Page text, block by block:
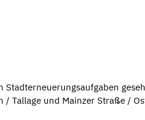
/ Tallage und Mainzer Straße /